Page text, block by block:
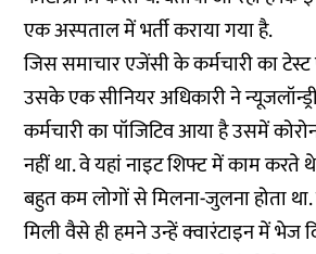
एक अस्पताल में भर्ती कराया गया है.
जिस समाचार एजेंसी के कर्मचारी का
उसके एक सीनियर अधिकारी ने
कर्मचारी का पॉजिटिव आया है उसमें
नहीं था. वे यहां नाइट शिफ्ट में काम
बहुत कम लोगों से मिलना-जुलना होता था.
मिली वैसे ही हमने उन्हें क्वारंटाइन में भेज